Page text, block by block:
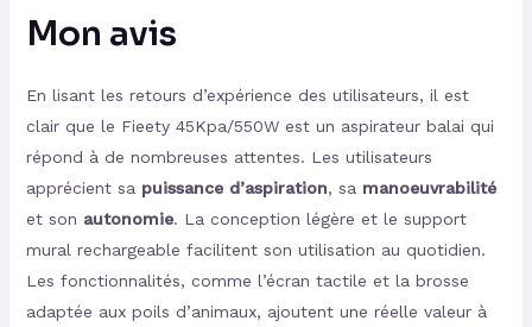
Mon avis
En lisant les retours d’expérience des utilisateurs, il est
clair que le Fieety 45Kpa/550W est un aspirateur balai qui
répond à de nombreuses attentes. Les utilisateurs
apprécient sa puissance d’aspiration, sa manoeuvrabilité
et son autonomie. La conception légère et le support
mural rechargeable facilitent son utilisation au quotidien.
Les fonctionnalités, comme l’écran tactile et la brosse
adaptée aux poils d’animaux, ajoutent une réelle valeur à